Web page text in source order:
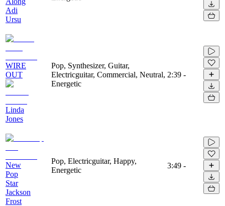
Adi
Ursu
WIRE
OUT
Linda
Jones
Pop, Synthesizer, Guitar,
Electricguitar, Commercial, Neutral,
Energetic
2:39 -
New
Pop
Star
Jackson
Frost
Pop, Electricguitar, Happy,
Energetic
3:49 -